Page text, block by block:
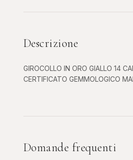
Descrizione
GIROCOLLO IN ORO GIALLO 14
CERTIFICATO GEMMOLOGICO
Domande frequenti